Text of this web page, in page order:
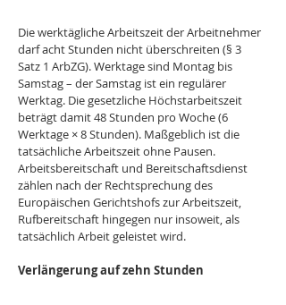
Die werktägliche Arbeitszeit der Arbeitnehmer
darf acht Stunden nicht überschreiten (§ 3
Satz 1 ArbZG). Werktage sind Montag bis
Samstag – der Samstag ist ein regulärer
Werktag. Die gesetzliche Höchstarbeitszeit
beträgt damit 48 Stunden pro Woche (6
Werktage × 8 Stunden). Maßgeblich ist die
tatsächliche Arbeitszeit ohne Pausen.
Arbeitsbereitschaft und Bereitschaftsdienst
zählen nach der Rechtsprechung des
Europäischen Gerichtshofs zur Arbeitszeit,
Rufbereitschaft hingegen nur insoweit, als
tatsächlich Arbeit geleistet wird.
Verlängerung auf zehn Stunden